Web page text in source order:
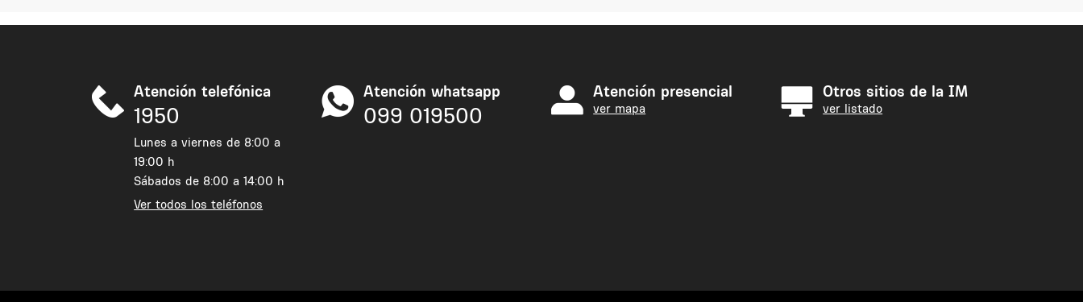
Atención telefónica
1950
Lunes a viernes de 8:00 a
19:00 h
Sábados de 8:00 a 14:00 h
Ver todos los teléfonos
Atención whatsapp
099 019500
Atención presencial
ver mapa
Otros sitios de la IM
ver listado